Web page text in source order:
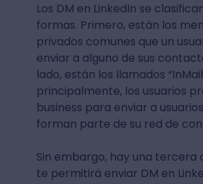
Los DM en LinkedIn se
formas. Primero, están los
privados comunes que un
enviar a alguno de sus
lado, están los llamados
principalmente, los usuarios
business para enviar a
forman parte de su red de
Sin embargo, hay una tercera
te permitirá enviar DM en